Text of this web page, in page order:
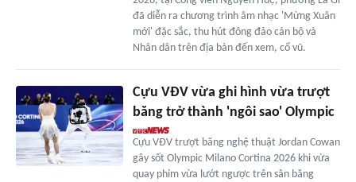
đã diễn ra chương trình âm nhạc 'Mừng Xuân
mới' đặc sắc, thu hút đông đảo cán bộ và
Nhân dân trên địa bàn đến xem, cổ vũ.
Cựu VĐV vừa ghi hình vừa trượt
băng trở thành 'ngôi sao' Olympic
Cựu VĐV trượt băng nghệ thuật Jordan Cowan
gây sốt Olympic Milano Cortina 2026 khi vừa
quay phim vừa lướt ngược trên sân băng